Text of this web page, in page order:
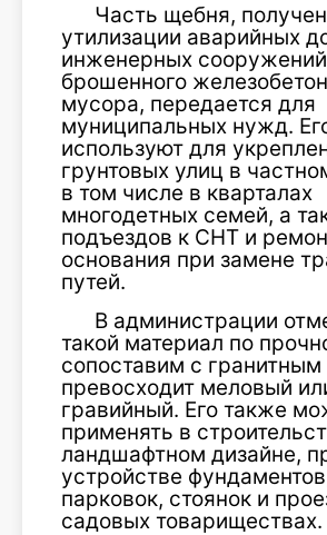
Часть щебня,
утилизации аварийных
инженерных
брошенного
мусора, передается для
муниципальных нужд.
используют для
грунтовых улиц в
в том числе в кварталах
многодетных семей, а
подъездов к СНТ и
основания при замене
путей.
В администрации
такой материал по
сопоставим с
превосходит меловый
гравийный. Его также
применять в
ландшафтном дизайне,
устройстве
парковок, стоянок и
садовых товариществах.